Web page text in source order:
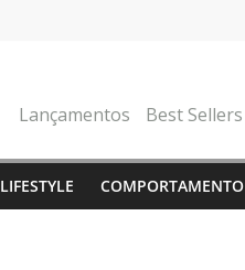
Lançamentos Best Sellers
LIFESTYLE COMPORTAMENTO